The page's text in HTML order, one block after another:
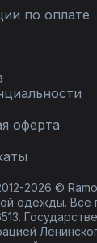
по оплате
оферта
2026 ©
одежды. Все